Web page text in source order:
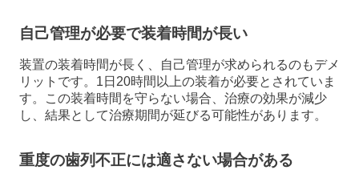
自己管理が必要で装着時間が長い
装置の装着時間が長く、自己管理が求められるのもデメ
リットです。1日20時間以上の装着が必要とされていま
す。この装着時間を守らない場合、治療の効果が減少
し、結果として治療期間が延びる可能性があります。
重度の歯列不正には適さない場合がある